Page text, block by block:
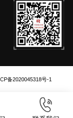
备2020045318号-1